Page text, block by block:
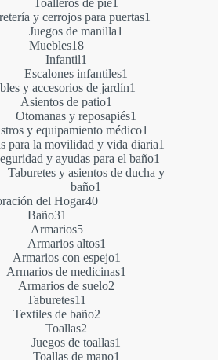
Toalleros de pie1
producto
y cerrojos para puertas1
Juegos de manilla1
Muebles1818
productos
Infantil1
producto
Escalones infantiles1
producto
y accesorios de jardín1
Asientos de patio1
producto
Otomanas y reposapiés1
producto
y equipamiento médico1
producto
para la movilidad y vida diaria1
y ayudas para el baño1
producto
Taburetes y asientos de ducha y
baño1
del Hogar4040
Baño31
productos
Armarios55
productos
Armarios altos1
producto
Armarios con espejo1
producto
Armarios de medicinas1
Armarios de suelo2
Taburetes11
productos
Textiles de baño22
Toallas2
productos
Juegos de toallas1
Toallas de mano1